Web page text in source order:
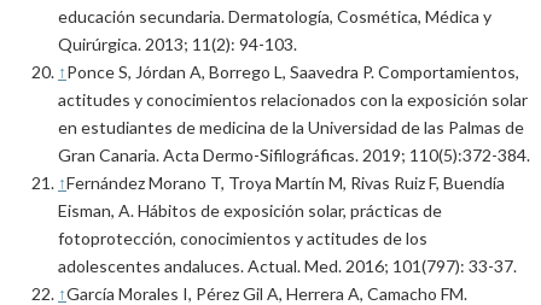
educación secundaria. Dermatología, Cosmética, Médica y
Quirúrgica. 2013; 11(2): 94-103.
↑Ponce S, Jórdan A, Borrego L, Saavedra P. Comportamientos,
actitudes y conocimientos relacionados con la exposición solar
en estudiantes de medicina de la Universidad de las Palmas de
Gran Canaria. Acta Dermo-Sifilográficas. 2019; 110(5):372-384.
↑Fernández Morano T, Troya Martín M, Rivas Ruiz F, Buendía
Eisman, A. Hábitos de exposición solar, prácticas de
fotoprotección, conocimientos y actitudes de los
adolescentes andaluces. Actual. Med. 2016; 101(797): 33-37.
↑García Morales I, Pérez Gil A, Herrera A, Camacho FM.